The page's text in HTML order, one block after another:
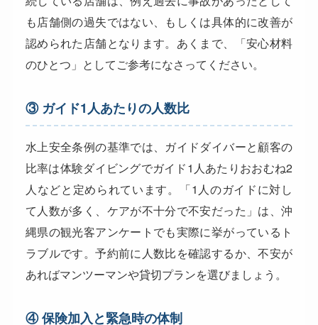
も店舗側の過失ではない、もしくは具体的に改善が
認められた店舗となります。あくまで、「安心材料
のひとつ」としてご参考になさってください。
③ ガイド1人あたりの人数比
水上安全条例の基準では、ガイドダイバーと顧客の
比率は体験ダイビングでガイド1人あたりおおむね2
人などと定められています。「1人のガイドに対し
て人数が多く、ケアが不十分で不安だった」は、沖
縄県の観光客アンケートでも実際に挙がっているト
ラブルです。予約前に人数比を確認するか、不安が
あればマンツーマンや貸切プランを選びましょう。
④ 保険加入と緊急時の体制